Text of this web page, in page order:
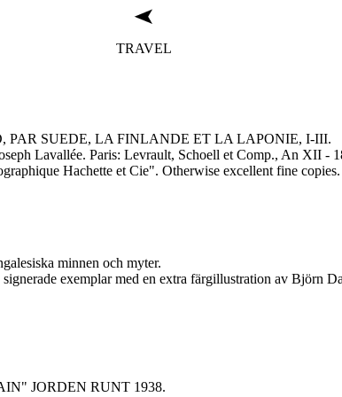
TRAVEL
PAR SUEDE, LA FINLANDE ET LA LAPONIE, I-III.
Lavallée. Paris: Levrault, Schoell et Comp., An
Hachette et Cie". Otherwise excellent fine
minnen och myter.
exemplar med en extra färgillustration av Björn
JORDEN RUNT 1938.